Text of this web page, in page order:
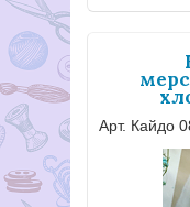
Арт. Кайдо